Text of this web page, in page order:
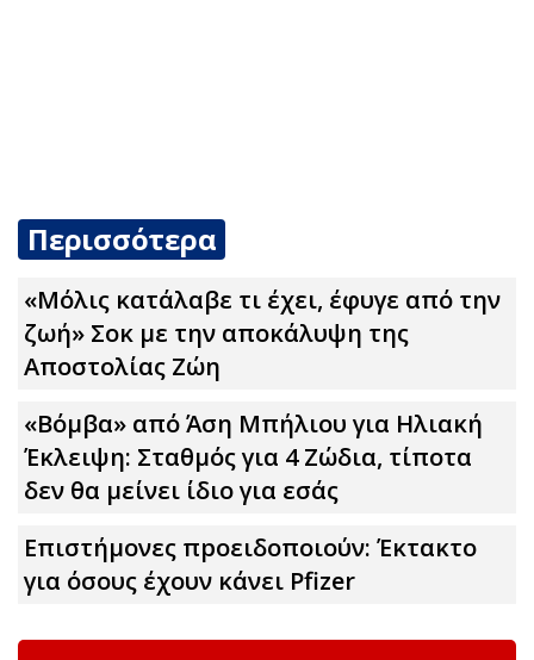
Περισσότερα
«Μόλις κατάλαβε τι έχει, έφυγε από την
ζωή» Σoκ με την αποκάλυψη της
Αποστολίας Ζώη
«Βόμβα» από Άση Μπήλιου για Ηλιακή
Έκλειψη: Σταθμός για 4 Zώδια, τίποτα
δεν θα μείνει ίδιο για εσάς
Επιστήμονες πpοειδοποιούν: Έκτακτο
για όσους έχουν κάνει Pfizer